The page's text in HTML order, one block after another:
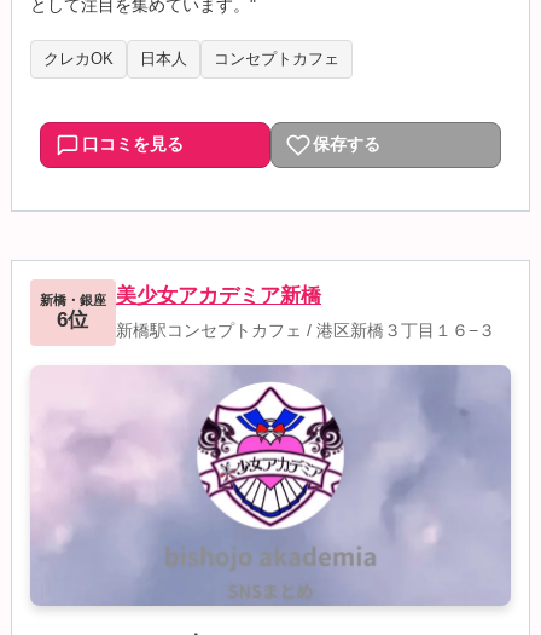
として注目を集めています。"
クレカOK 日本人 コンセプトカフェ
口コミを見る 保存する
新橋・銀座
6位
美少女アカデミア新橋
新橋駅コンセプトカフェ / 港区新橋３丁目１６−３